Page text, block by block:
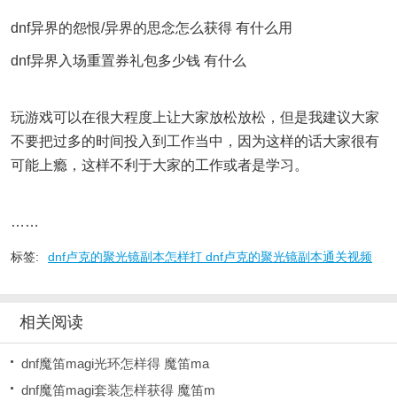
dnf异界的怨恨/异界的思念怎么获得 有什么用
dnf异界入场重置券礼包多少钱 有什么
玩游戏可以在很大程度上让大家放松放松，但是我建议大家
不要把过多的时间投入到工作当中，因为这样的话大家很有
可能上瘾，这样不利于大家的工作或者是学习。
……
标签: dnf卢克的聚光镜副本怎样打 dnf卢克的聚光镜副本通关视频
相关阅读
dnf魔笛magi光环怎样得 魔笛ma
dnf魔笛magi套装怎样获得 魔笛m